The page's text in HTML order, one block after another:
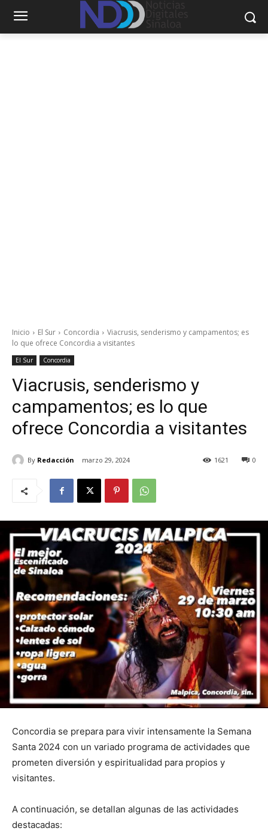
Inicio El Sur Concordia
Viacrusis, senderismo y campamentos; es
lo que ofrece Concordia a visitantes
El Sur Concordia
Viacrusis, senderismo y
campamentos; es lo que
ofrece Concordia a visitantes
By Redacción marzo 29, 2024 0
1621
Concordia se prepara para vivir intensamente la Semana
Santa 2024 con un variado programa de actividades que
prometen diversión y espiritualidad para propios y
visitantes.
A continuación, se detallan algunas de las actividades
destacadas: